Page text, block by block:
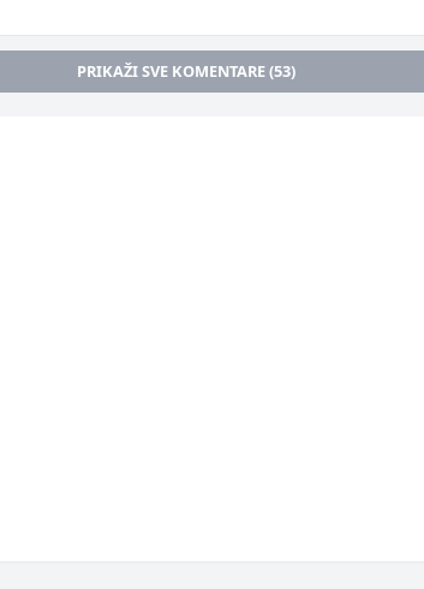
PRIKAŽI SVE KOMENTARE (53)